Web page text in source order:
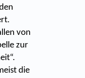
von
zur
die